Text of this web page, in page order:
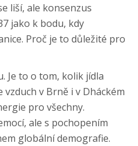
liší, ale konsenzus
jako k bodu, kdy
Proč je to důležité pro
Je to o tom, kolik jídla
v Brně i v Dháckém
pro všechny.
ale s pochopením
globální demografie.